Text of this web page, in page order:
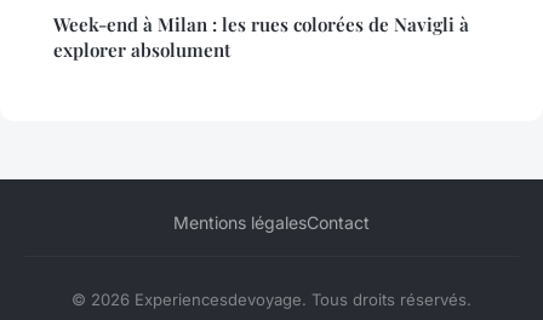
Week-end à Milan : les rues colorées de Navigli à
explorer absolument
Mentions légalesContact
© 2026 Experiencesdevoyage. Tous droits réservés.